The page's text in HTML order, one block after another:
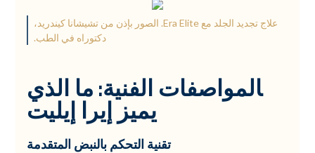
علاج تجديد الجلد مع Era Elite. الصور بإذن من تشيشانا كيندريد،
دكتوراه في الطب.
المواصفات الفنية: ما الذي
يميز إيرا إيليت
تقنية التحكم بالنبض المتقدمة